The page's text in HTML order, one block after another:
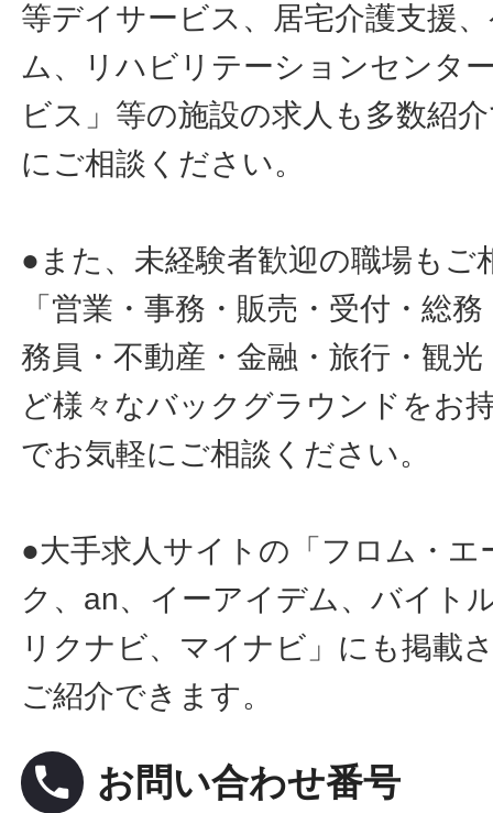
等デイサービス、居宅介護支援
ム、リハビリテーションセンタ
ビス」等の施設の求人も多数紹
にご相談ください。
●また、未経験者歓迎の職場もご
「営業・事務・販売・受付・総
務員・不動産・金融・旅行・観
ど様々なバックグラウンドをお
でお気軽にご相談ください。
●大手求人サイトの「フロム・
ク、an、イーアイデム、バイト
リクナビ、マイナビ」にも掲載
ご紹介できます。
local_phone お問い合わせ番号